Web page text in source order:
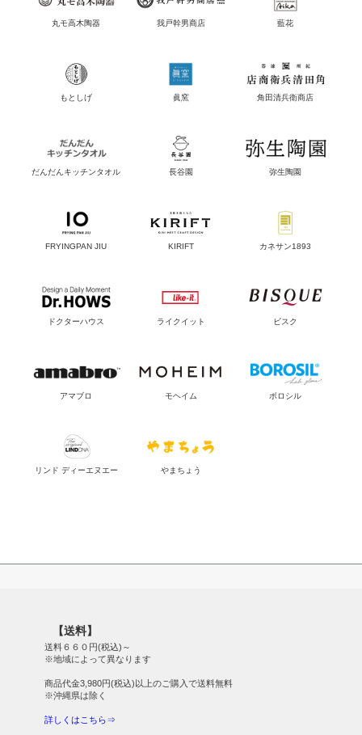
丸モ高木陶器 我戸幹男商店 藍花
もとしげ 眞窯 角田清兵衛商店
だんだんキッチンタオル 長谷園 弥生陶園
FRYINGPAN JIU KIRIFT カネサン1893
ドクターハウス ライクイット ビスク
アマブロ モヘイム ボロシル
リンド ディーエヌエー やまちょう
【送料】
送料６６０円(税込)～
※地域によって異なります
商品代金3,980円(税込)以上のご購入で送料無料
※沖縄県は除く
詳しくはこちら⇒